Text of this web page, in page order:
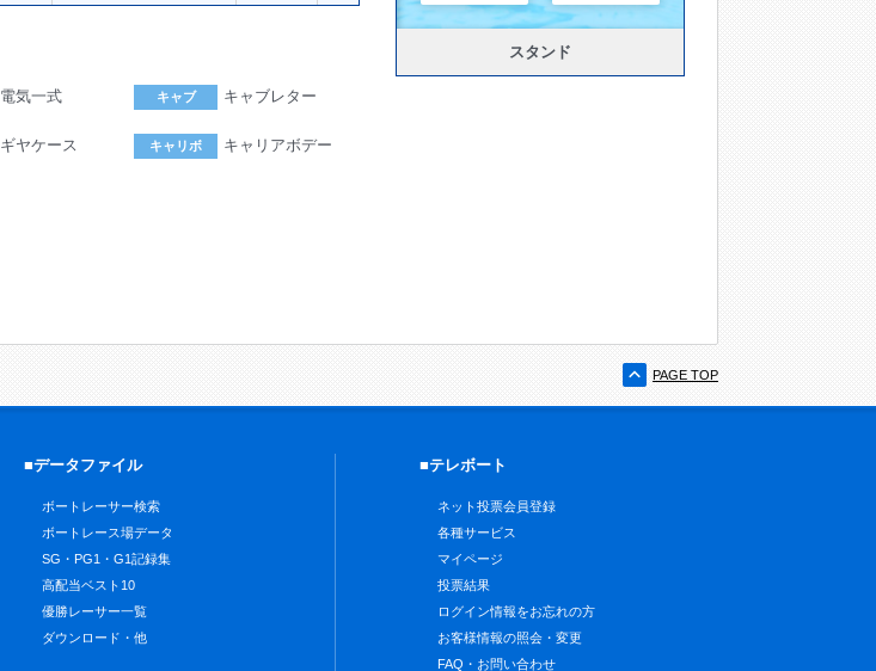
電気一式 キャブ キャブレター
ギヤケース キャリボ キャリアボデー
スタンド
PAGE TOP
■データファイル
ボートレーサー検索
ボートレース場データ
SG・PG1・G1記録集
高配当ベスト10
優勝レーサー一覧
ダウンロード・他
■テレボート
ネット投票会員登録
各種サービス
マイページ
投票結果
ログイン情報をお忘れの方
お客様情報の照会・変更
FAQ・お問い合わせ